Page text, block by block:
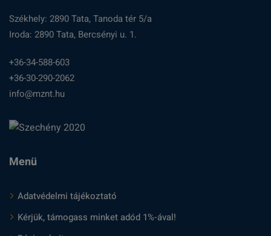
Székhely: 2890 Tata, Tanoda tér 5/a
Iroda: 2890 Tata, Bercsényi u. 1.
+36-34-588-603
+36-30-290-2062
info@mznt.hu
Menü
Adatvédelmi tájékoztató
Kérjük, támogass minket adód 1%-ával!